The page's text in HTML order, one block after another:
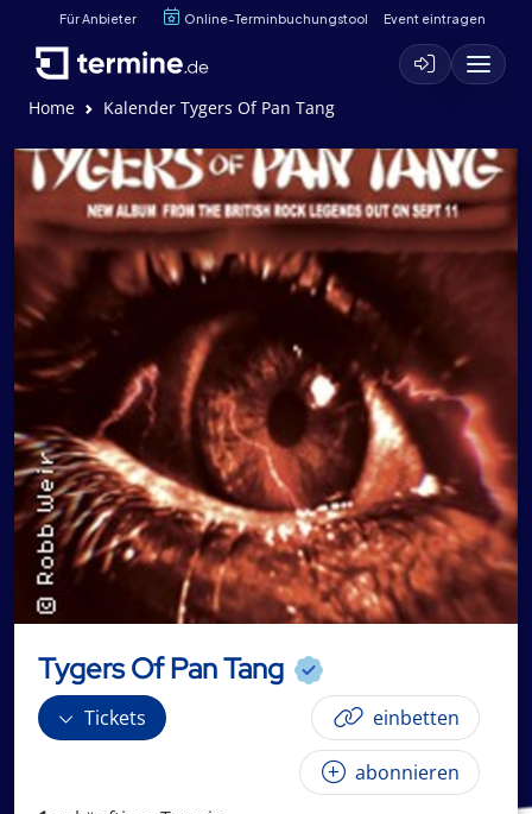
Für Anbieter Online-Terminbuchungstool Event eintragen
Home Kalender Tygers Of Pan Tang
Tygers Of Pan Tang
Tickets einbetten
abonnieren